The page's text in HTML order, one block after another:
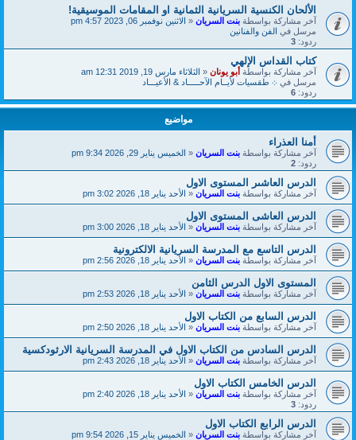
الألحان الكنسية السريانية الثمانية او المقامات الموسيقية!
آخر مشاركة بواسطة بنت السريان « الاثنين نوفمبر 06, 2023 4:57 pm
مرسل في الفن والفنانين
ردود: 3
كتاب القداس الإلهي
آخر مشاركة بواسطة أبو يونان « الثلاثاء مارس 19, 2019 12:31 am
مرسل في ܀ طقسيات لأيــام الآحـــــاد & الأعيـــاد
ردود: 6
مواضيع
أمنا العذراء
آخر مشاركة بواسطة بنت السريان « الخميس يناير 29, 2026 9:34 pm
ردود: 2
الدرس العاشىر المستوى الاول
آخر مشاركة بواسطة بنت السريان « الأحد يناير 18, 2026 3:02 pm
الدرس العاشى المستوى الاول
آخر مشاركة بواسطة بنت السريان « الأحد يناير 18, 2026 3:00 pm
الدرس التاسع مع المدرسة السريانية الالكترونية
آخر مشاركة بواسطة بنت السريان « الأحد يناير 18, 2026 2:56 pm
المستوى الاول الدرس الثامن
آخر مشاركة بواسطة بنت السريان « الأحد يناير 18, 2026 2:53 pm
الدرس السابع من الكتاب الاول
آخر مشاركة بواسطة بنت السريان « الأحد يناير 18, 2026 2:50 pm
الدرس السادس من الكتاب الاول في المدرسة السريانية الارثودكسية
آخر مشاركة بواسطة بنت السريان « الأحد يناير 18, 2026 2:43 pm
الدرس الخامس الكتاب الاول
آخر مشاركة بواسطة بنت السريان « الأحد يناير 18, 2026 2:40 pm
ردود: 3
الدرس الرابع الكتاب الاول
آخر مشاركة بواسطة بنت السريان « الخميس يناير 15, 2026 9:54 pm